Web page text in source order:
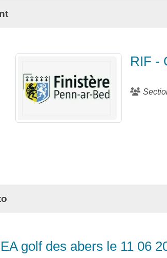
RIF -
golf des abers le 11 06